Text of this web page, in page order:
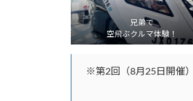
兄弟で
空飛ぶクルマ体験！
※第2回（8月25日開催